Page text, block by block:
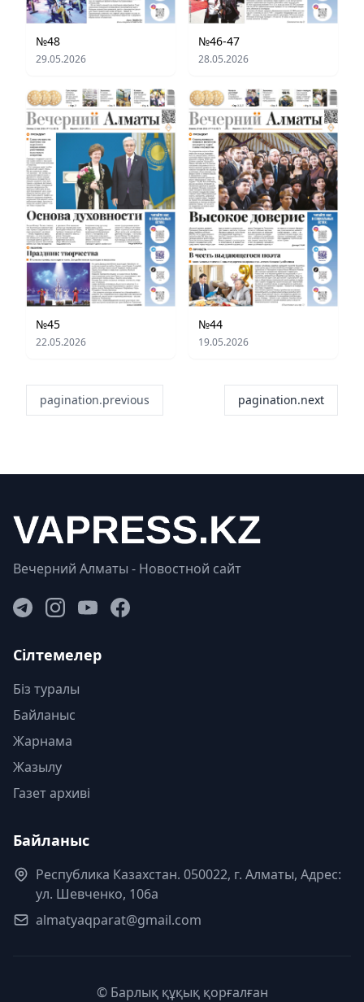
№48
29.05.2026
№46-47
28.05.2026
№45
22.05.2026
№44
19.05.2026
pagination.previous pagination.next
Вечерний Алматы - Новостной сайт
Сілтемелер
Біз туралы
Байланыс
Жарнама
Жазылу
Газет архиві
Байланыс
Республика Казахстан. 050022, г. Алматы, Адрес:
ул. Шевченко, 106а
almatyaqparat@gmail.com
© Барлық құқық қорғалған